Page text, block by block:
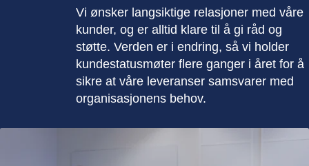
Vi ønsker langsiktige relasjoner med våre
kunder, og er alltid klare til å gi råd og
støtte. Verden er i endring, så vi holder
kundestatusmøter flere ganger i året for å
sikre at våre leveranser samsvarer med
organisasjonens behov.